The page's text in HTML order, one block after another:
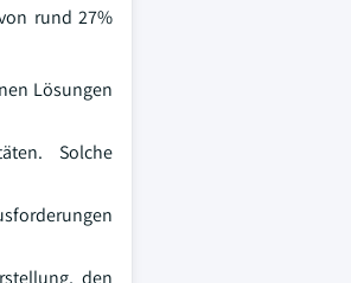
rund 27%
Lösungen
Solche
den